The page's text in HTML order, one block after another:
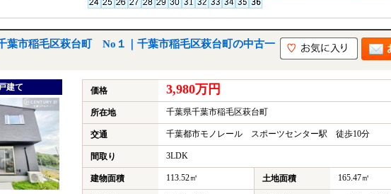
葉市稲毛区萩台町 No１｜千葉市稲毛区萩台町の中古一
建て 価格 3,980万円
所在地 千葉県千葉市稲毛区萩台町
交通 千葉都市モノレール スポーツセンター駅 徒歩10分
間取り 3LDK
建物面積 113.52㎡ 土地面積 165.47㎡